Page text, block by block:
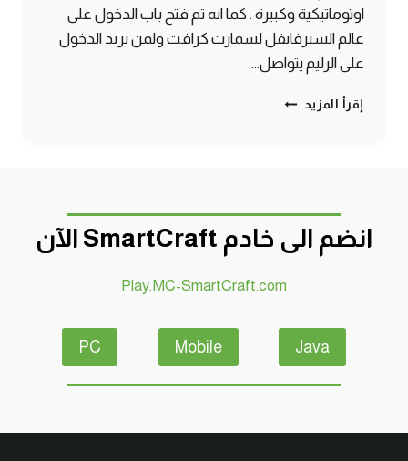
اوتوماتيكية وكبيرة . كما انه تم فتح باب الدخول على
عالم السيرفايفل لسمارت كرافت ولمن يريد الدخول
على الرليم يتواصل…
إقرأ المزيد الحلقة
وسحر
وسلايم
وصبار
سرفايفل
ماين
كرافت
#SMARTCRAFT
انضم الى خادم SmartCraft الآن
Play.MC-SmartCraft.com
Java
Mobile
PC